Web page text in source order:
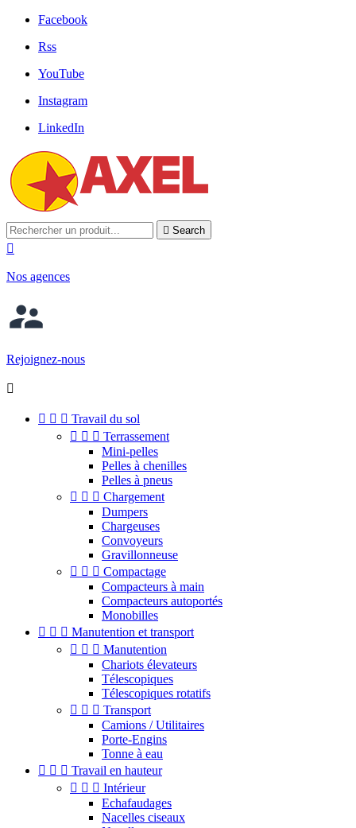
Facebook
Rss
YouTube
Instagram
LinkedIn
 Search

Nos agences
Rejoignez-nous

   Travail du sol
   Terrassement
Mini-pelles
Pelles à chenilles
Pelles à pneus
   Chargement
Dumpers
Chargeuses
Convoyeurs
Gravillonneuse
   Compactage
Compacteurs à main
Compacteurs autoportés
Monobilles
   Manutention et transport
   Manutention
Chariots élevateurs
Télescopiques
Télescopiques rotatifs
   Transport
Camions / Utilitaires
Porte-Engins
Tonne à eau
   Travail en hauteur
   Intérieur
Echafaudages
Nacelles ciseaux